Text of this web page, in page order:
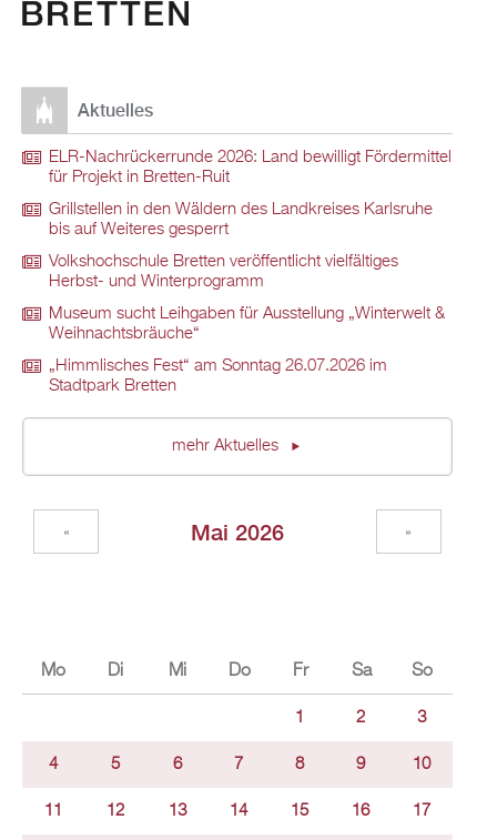
Aktuelles
ELR-Nachrückerrunde 2026: Land bewilligt Fördermittel
für Projekt in Bretten-Ruit
Grillstellen in den Wäldern des Landkreises Karlsruhe
bis auf Weiteres gesperrt
Volkshochschule Bretten veröffentlicht vielfältiges
Herbst- und Winterprogramm
Museum sucht Leihgaben für Ausstellung „Winterwelt &
Weihnachtsbräuche“
„Himmlisches Fest“ am Sonntag 26.07.2026 im
Stadtpark Bretten
mehr Aktuelles
Mai 2026
« »
Mo Di Mi Do Fr Sa So
1 2 3
4 5 6 7 8 9 10
11 12 13 14 15 16 17